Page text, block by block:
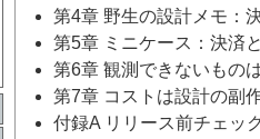
第4章 野生の設計メモ：
第5章 ミニケース：決済
第6章 観測できないもの
第7章 コストは設計の副
付録A リリース前チェッ